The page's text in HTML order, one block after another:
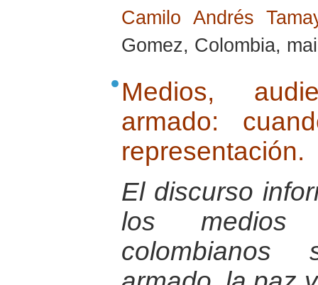
Camilo Andrés
Gomez, Colombia,
Medios,
armado:
representación.
El discurso
los medios